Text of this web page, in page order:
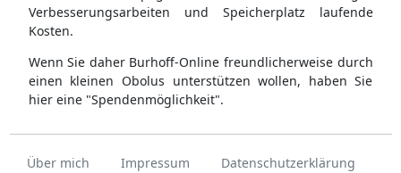
Verbesserungsarbeiten und Speicherplatz laufende
Kosten.
Wenn Sie daher Burhoff-Online freundlicherweise durch
einen kleinen Obolus unterstützen wollen, haben Sie
hier eine "Spendenmöglichkeit".
Über mich Impressum Datenschutzerklärung